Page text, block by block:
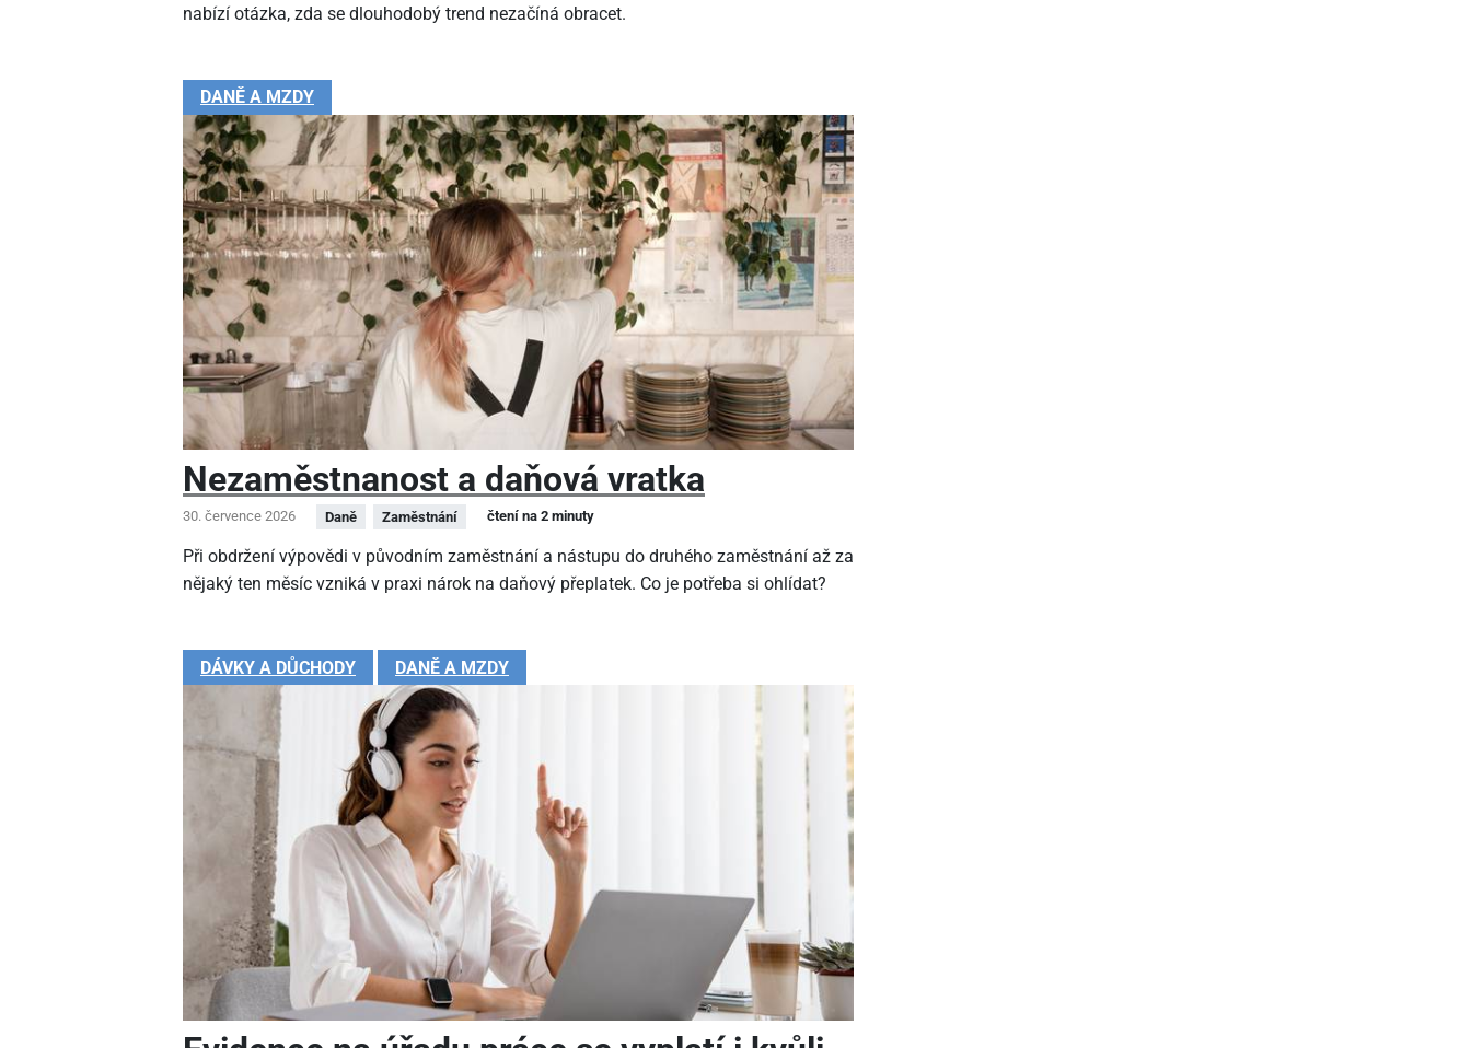
nabízí otázka, zda se dlouhodobý trend nezačíná obracet.
DANĚ A MZDY
Nezaměstnanost a daňová vratka
30. července 2026 Daně Zaměstnání čtení na 2 minuty
Při obdržení výpovědi v původním zaměstnání a nástupu do druhého zaměstnání až za
nějaký ten měsíc vzniká v praxi nárok na daňový přeplatek. Co je potřeba si ohlídat?
DÁVKY A DŮCHODY DANĚ A MZDY